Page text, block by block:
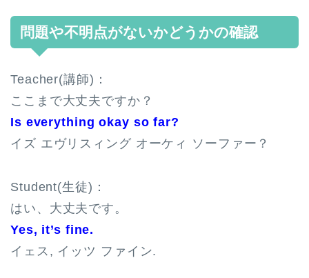
問題や不明点がないかどうかの確認
Teacher(講師)：
ここまで大丈夫ですか？
Is everything okay so far?
イズ エヴリスィング オーケィ ソーファー？
Student(生徒)：
はい、大丈夫です。
Yes, it’s fine.
イェス, イッツ ファイン.